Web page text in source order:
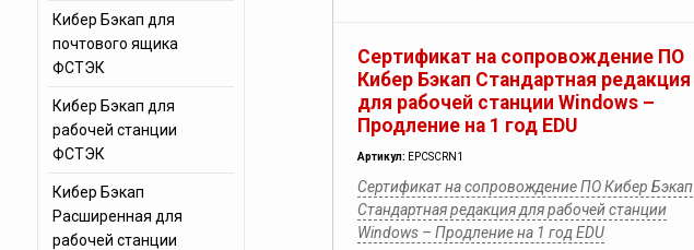
Сертификат на сопровождение ПО
Кибер Бэкап Стандартная редакция
для рабочей станции Windows –
Продление на 1 год EDU
Артикул: EPCSCRN1
Сертификат на сопровождение ПО Кибер Бэкап
Стандартная редакция для рабочей станции
Windows – Продление на 1 год EDU
Кибер Бэкап для
почтового ящика
ФСТЭК
Кибер Бэкап для
рабочей станции
ФСТЭК
Кибер Бэкап
Расширенная для
рабочей станции